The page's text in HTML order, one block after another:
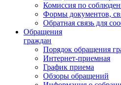
Комиссия по
Формы документов,
Обратная связь для
Обращения
граждан
Порядок обращения
Интернет-приемная
График приема
Обзоры обращений